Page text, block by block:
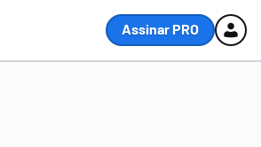
Assinar PRO